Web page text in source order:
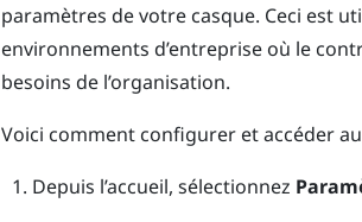
paramètres de votre casque. Ceci est
environnements d’entreprise où le
besoins de l’organisation.
Voici comment configurer et accéder
Depuis l’accueil, sélectionnez